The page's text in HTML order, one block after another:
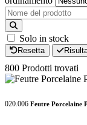
Community
Comunità
Professionista -
Professionista -
Professionnel -
Studente
Solo in stock
Resetta
800 Prodotti trovati
020.006 Feutre Porcelaine